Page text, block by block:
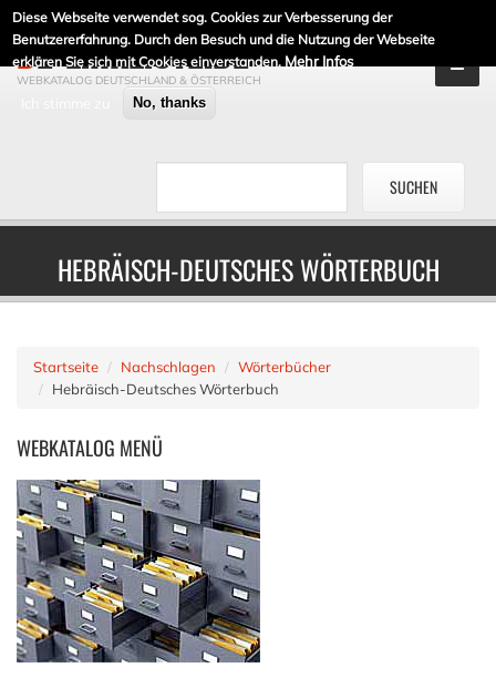
Diese Webseite verwendet sog. Cookies zur Verbesserung der
Benutzererfahrung. Durch den Besuch und die Nutzung der Webseite
erklären Sie sich mit Cookies einverstanden. Mehr Infos
No, thanks
DE-LINKLISTE.DE
WEBKATALOG DEUTSCHLAND & ÖSTERREICH
HEBRÄISCH-DEUTSCHES WÖRTERBUCH
Startseite Nachschlagen
Wörterbücher
Hebräisch-Deutsches Wörterbuch
WEBKATALOG MENÜ